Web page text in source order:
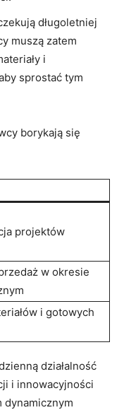
długoletniej
muszą zatem
i
sprostać tym
borykają się
projektów
w okresie
i gotowych
działalność
i innowacyjności
dynamicznym